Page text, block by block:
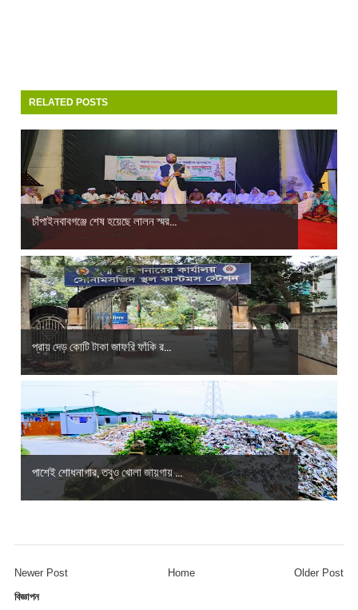
RELATED POSTS
চাঁপাইনবাবগঞ্জে শেষ হয়েছে লালন স্মর...
প্রায় দেড় কোটি টাকা জাফরি ফাঁকি র...
পাশেই শোধনাগার, তবুও খোলা জায়গায় ...
Newer Post Older Post
Home
বিজ্ঞাপন